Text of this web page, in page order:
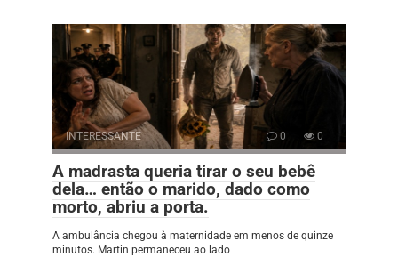
INTERESSANTE 0 0
A madrasta queria tirar o seu bebê
dela… então o marido, dado como
morto, abriu a porta.
A ambulância chegou à maternidade em menos de quinze
minutos. Martin permaneceu ao lado